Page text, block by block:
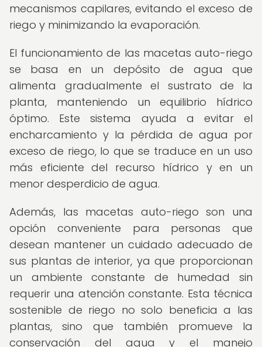
mecanismos capilares, evitando el exceso de
riego y minimizando la evaporación.
El funcionamiento de las macetas auto-riego
se basa en un depósito de agua que
alimenta gradualmente el sustrato de la
planta, manteniendo un equilibrio hídrico
óptimo. Este sistema ayuda a evitar el
encharcamiento y la pérdida de agua por
exceso de riego, lo que se traduce en un uso
más eficiente del recurso hídrico y en un
menor desperdicio de agua.
Además, las macetas auto-riego son una
opción conveniente para personas que
desean mantener un cuidado adecuado de
sus plantas de interior, ya que proporcionan
un ambiente constante de humedad sin
requerir una atención constante. Esta técnica
sostenible de riego no solo beneficia a las
plantas, sino que también promueve la
conservación del agua y el manejo